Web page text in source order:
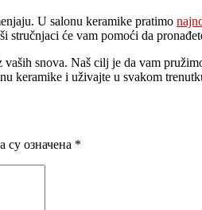
U salonu keramike pratimo
će vam pomoći da
snova. Naš cilj je da vam
keramike i uživajte u svakom
су означена *